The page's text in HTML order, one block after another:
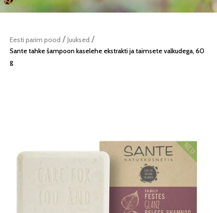
Eesti parim pood / Juuksed /
Sante tahke šampoon kaselehe ekstrakti ja taimsete valkudega, 60
g